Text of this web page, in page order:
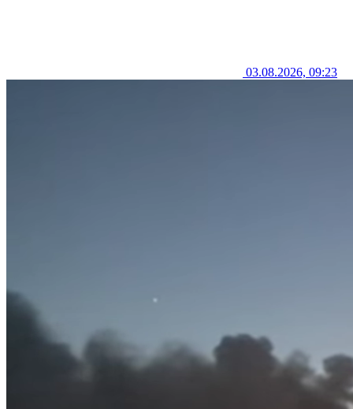
03.08.2026, 09:23